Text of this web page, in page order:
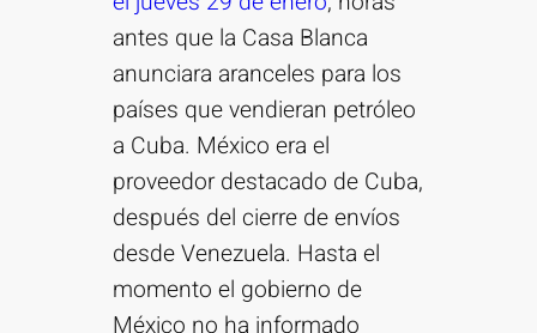
antes que la Casa Blanca
anunciara aranceles para los
países que vendieran petróleo
a Cuba. México era el
proveedor destacado de Cuba,
después del cierre de envíos
desde Venezuela. Hasta el
momento el gobierno de
México no ha informado